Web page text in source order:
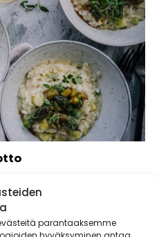
parantaaksemme
makukombo,...